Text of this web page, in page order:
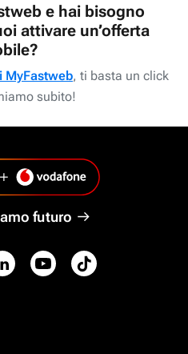
e hai bisogno
attivare un’offerta
MyFastweb, ti basta un click
subito!
futuro